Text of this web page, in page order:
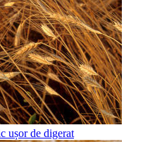
ușor de digerat